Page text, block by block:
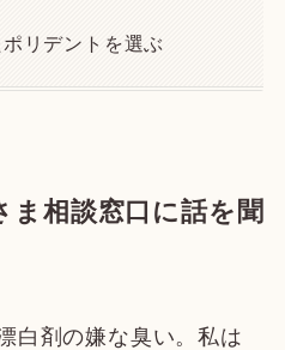
リデントを選ぶ
相談窓口に話を聞
白剤の嫌な臭い。私は